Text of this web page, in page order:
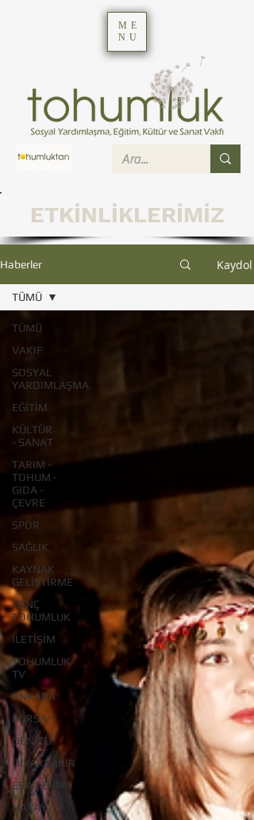
ME
NU
ETKİNLİKLERİMİZ
Haberler Kaydol
TÜMÜ
VAKIF
SOSYAL
YARDIMLAŞMA
EĞİTİM
KÜLTÜR
- SANAT
TARIM -
TOHUM -
GIDA -
ÇEVRE
SPOR
SAĞLIK
KAYNAK
GELİŞTİRME
GENÇ
TOHUMLUK
İLETİŞİM
TOHUMLUK
TV
ANKARA
BURSA
DENİZLİ
DİYARBAKIR
ESKİŞEHİR
HATAY
TÜMÜ